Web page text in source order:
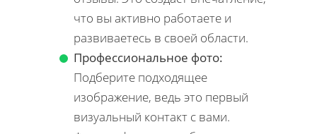
что вы активно работаете и
развиваетесь в своей области.
Профессиональное фото:
Подберите подходящее
изображение, ведь это первый
визуальный контакт с вами.